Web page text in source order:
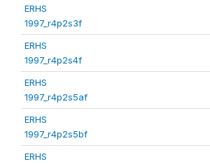
ERHS
1997_r4p2s3f
ERHS
1997_r4p2s4f
ERHS
1997_r4p2s5af
ERHS
1997_r4p2s5bf
ERHS